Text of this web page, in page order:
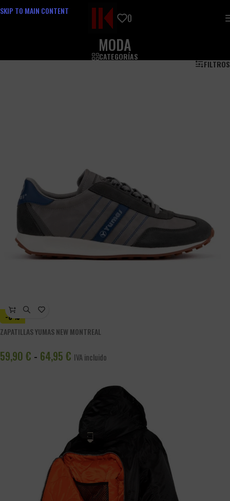
SKIP TO MAIN CONTENT
0
MODA
CATEGORÍAS
FILTROS
-8%
ZAPATILLAS YUMAS NEW MONTREAL
59,90 € - 64,95 € IVA incluido